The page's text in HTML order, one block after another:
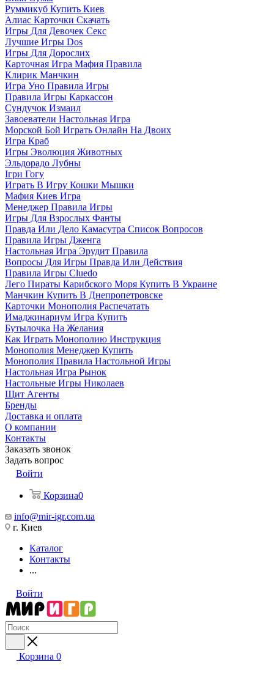
Руммикуб Купить Киев
Алиас Карточки Скачать
Игры Для Девочек Секс
Лучшие Игры Dos
Игры Для Дорослих
Карточная Игра Мафия Правила
Клирик Манчкин
Игра Уно Правила Игры
Правила Игры Каркассон
Сундучок Измаил
Завоеватели Настольная Игра
Морской Бой Играть Онлайн На Двоих
Игра Краб
Игры Эволюция Животных
Эльдорадо Лубны
Ігри Гогу
Играть В Игру Кошки Мышки
Мафия Киев Игра
Менеджер Правила Игры
Игры Для Взрослых Фанты
Правда Или Дело Камасутра Список Вопросов
Правила Игры Дженга
Настольная Игра Эрудит Правила
Вопросы Для Игры Правда Или Действия
Правила Игры Cluedo
Лего Пираты Карибского Моря Купить В Украине
Манчкин Купить В Днепропетровске
Карточки Монополия Распечатать
Имаджинариум Игра Купить
Бутылочка На Желания
Как Играть Монополию Инструкция
Монополия Менеджер Купить
Монополия Правила Настольной Игры
Настольная Игра Рынок
Настольные Игры Николаев
Щит Агенты
Бренды
Доставка и оплата
О компании
Контакты
Заказать звонок
Задать вопрос
Войти
Корзина0
info@mir-igr.com.ua
г. Киев
Каталог
Контакты
...
Войти
Корзина 0